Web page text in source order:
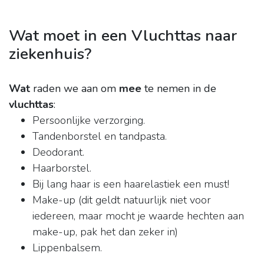
Wat moet in een Vluchttas naar
ziekenhuis?
Wat raden we aan om mee te nemen in de
vluchttas:
Persoonlijke verzorging.
Tandenborstel en tandpasta.
Deodorant.
Haarborstel.
Bij lang haar is een haarelastiek een must!
Make-up (dit geldt natuurlijk niet voor
iedereen, maar mocht je waarde hechten aan
make-up, pak het dan zeker in)
Lippenbalsem.